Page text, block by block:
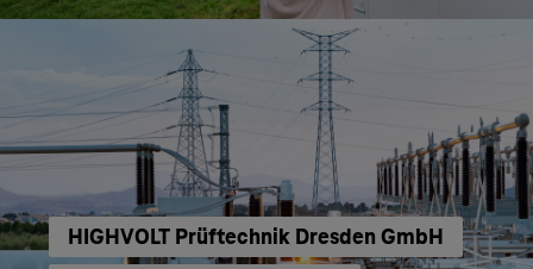
HIGHVOLT Prüftechnik Dresden GmbH